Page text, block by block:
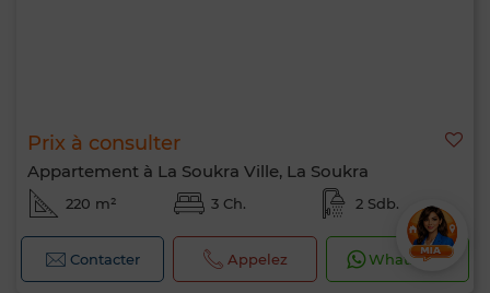
Prix à consulter
Appartement à La Soukra Ville, La Soukra
220 m² 3 Ch. 2 Sdb.
Contacter Appelez WhatsApp